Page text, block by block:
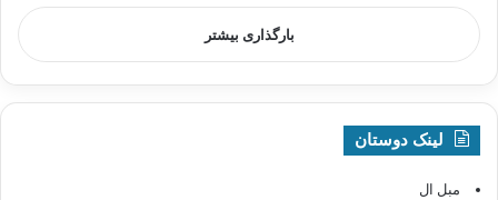
بارگذاری بیشتر
لینک دوستان
مبل ال